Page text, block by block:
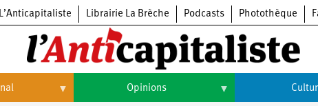
L’Anticapitaliste Librairie La Brèche Podcasts Photothèque
Opinions